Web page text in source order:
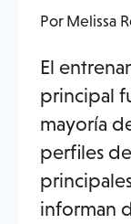
Por Melissa
El
principal
mayoría
perfiles
informan